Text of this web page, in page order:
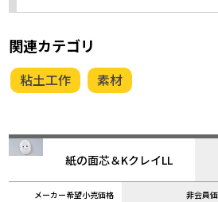
関連カテゴリ
粘土工作 素材
紙の面芯＆KクレイLL